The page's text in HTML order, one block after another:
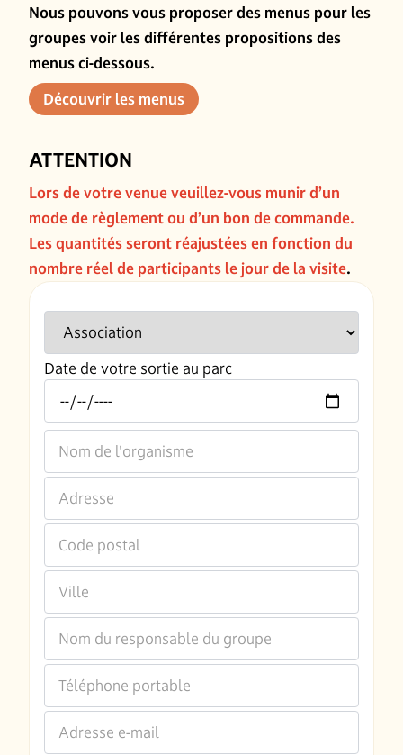
Date de votre sortie au parc
Nom de l'organisme
Adresse
Code postal
Ville
Nom du responsable du groupe
Téléphone portable
Adresse e-mail
Nous pouvons vous proposer des menus pour les
groupes voir les différentes propositions des
menus ci-dessous.
Découvrir les menus
ATTENTION
Lors de votre venue veuillez-vous munir d’un
mode de règlement ou d’un bon de commande.
Les quantités seront réajustées en fonction du
nombre réel de participants le jour de la visite.